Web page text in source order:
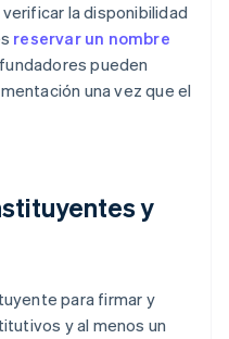
la disponibilidad
reservar un nombre
pueden
una vez que el
y
para firmar y
y al menos un